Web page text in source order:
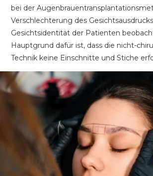
bei der
Verschlechterung des
Gesichtsidentität der Patienten
Hauptgrund dafür ist, dass die nicht-
Technik keine Einschnitte und Stiche